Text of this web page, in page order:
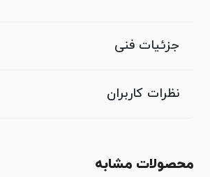
جزئیات فنی
نظرات کاربران
محصولات مشابه